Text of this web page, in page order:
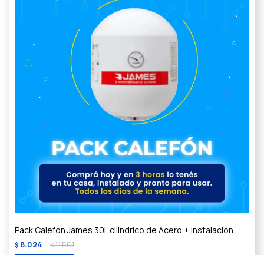
Pack Calefón James 30L cilindrico de Acero + Instalación
$ 8.024 $11.561